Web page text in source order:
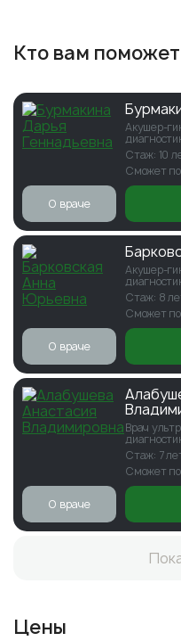
Кто вам поможет
Акушер-
Стаж: 10
Сможет
О враче
Акушер-
Стаж: 8
Сможет
О враче
Врач
Стаж: 7
Сможет
О враче
Цены